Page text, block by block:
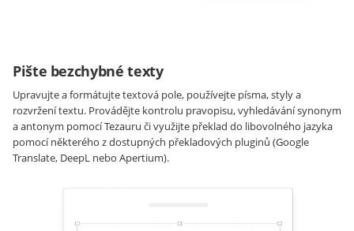
Pište bezchybné texty
Upravujte a formátujte textová pole, používejte písma, styly a
rozvržení textu. Provádějte kontrolu pravopisu, vyhledávání synonym
a antonym pomocí Tezauru či využijte překlad do libovolného jazyka
pomocí některého z dostupných překladových pluginů (Google
Translate, DeepL nebo Apertium).